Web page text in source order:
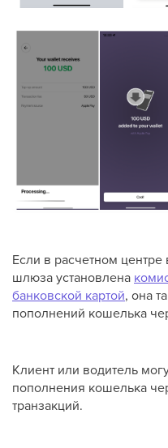
Если в расчетном центре
шлюза установлена
банковской картой, она
пополнений кошелька
Клиент или водитель
пополнения кошелька
транзакций.